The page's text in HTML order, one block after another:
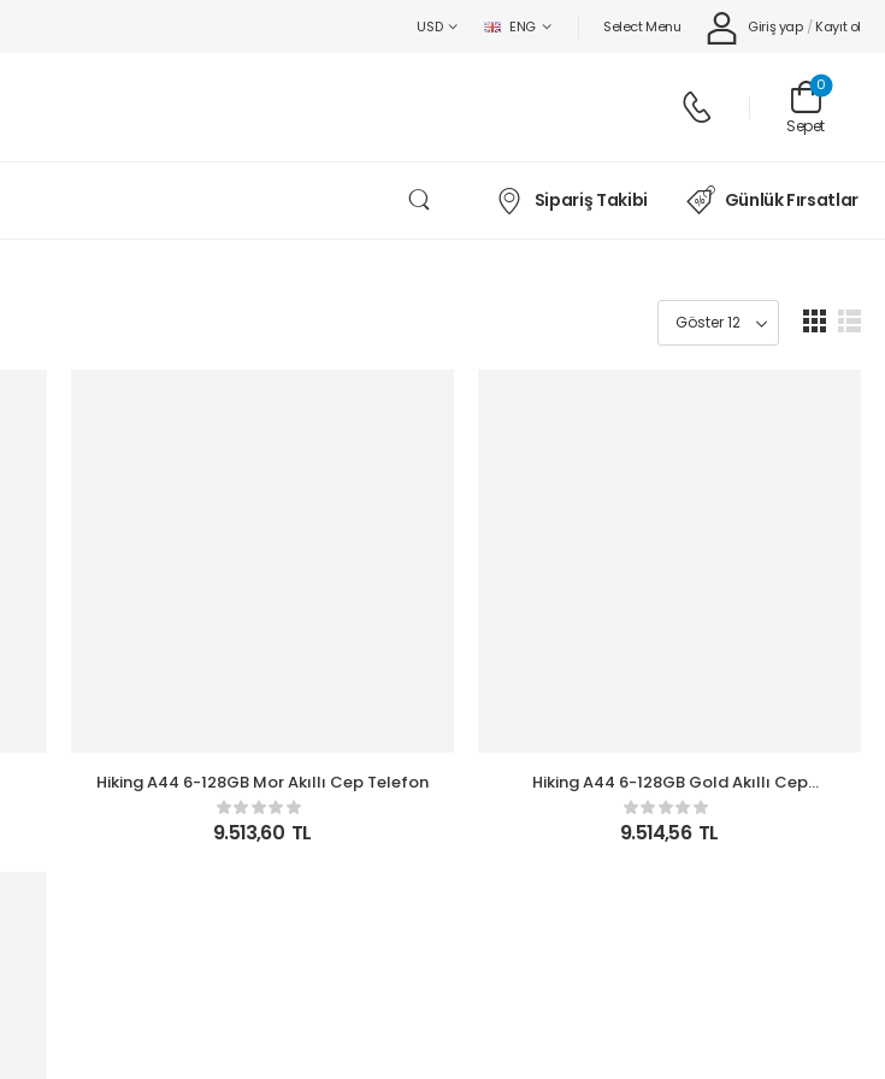
USD ENG Select Menu Giriş yap / Kayıt ol
Sepet
0
Sipariş Takibi Günlük Fırsatlar
Hiking A44 6-128GB Mor Akıllı Cep Telefon
9.513,60 TL
Hiking A44 6-128GB Gold Akıllı Cep
Telefon
9.514,56 TL